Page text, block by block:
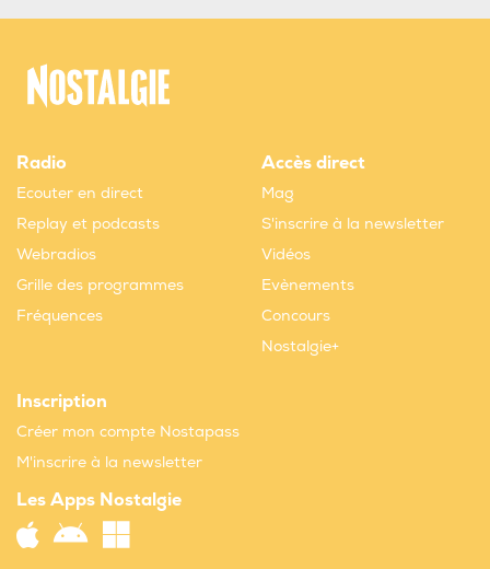
Radio
Ecouter en direct
Replay et podcasts
Webradios
Grille des programmes
Fréquences
Accès direct
Mag
S'inscrire à la newsletter
Vidéos
Evènements
Concours
Nostalgie+
Inscription
Créer mon compte Nostapass
M'inscrire à la newsletter
Les Apps Nostalgie